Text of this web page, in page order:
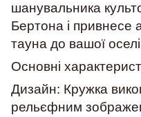
шанувальника
Бертона і привнесе
тауна до вашої
Основні
Дизайн: Кружка
рельєфним